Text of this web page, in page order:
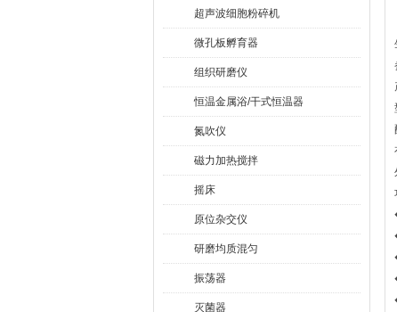
超声波细胞粉碎机
微孔板孵育器
组织研磨仪
恒温金属浴/干式恒温器
氮吹仪
磁力加热搅拌
摇床
原位杂交仪
研磨均质混匀
振荡器
灭菌器